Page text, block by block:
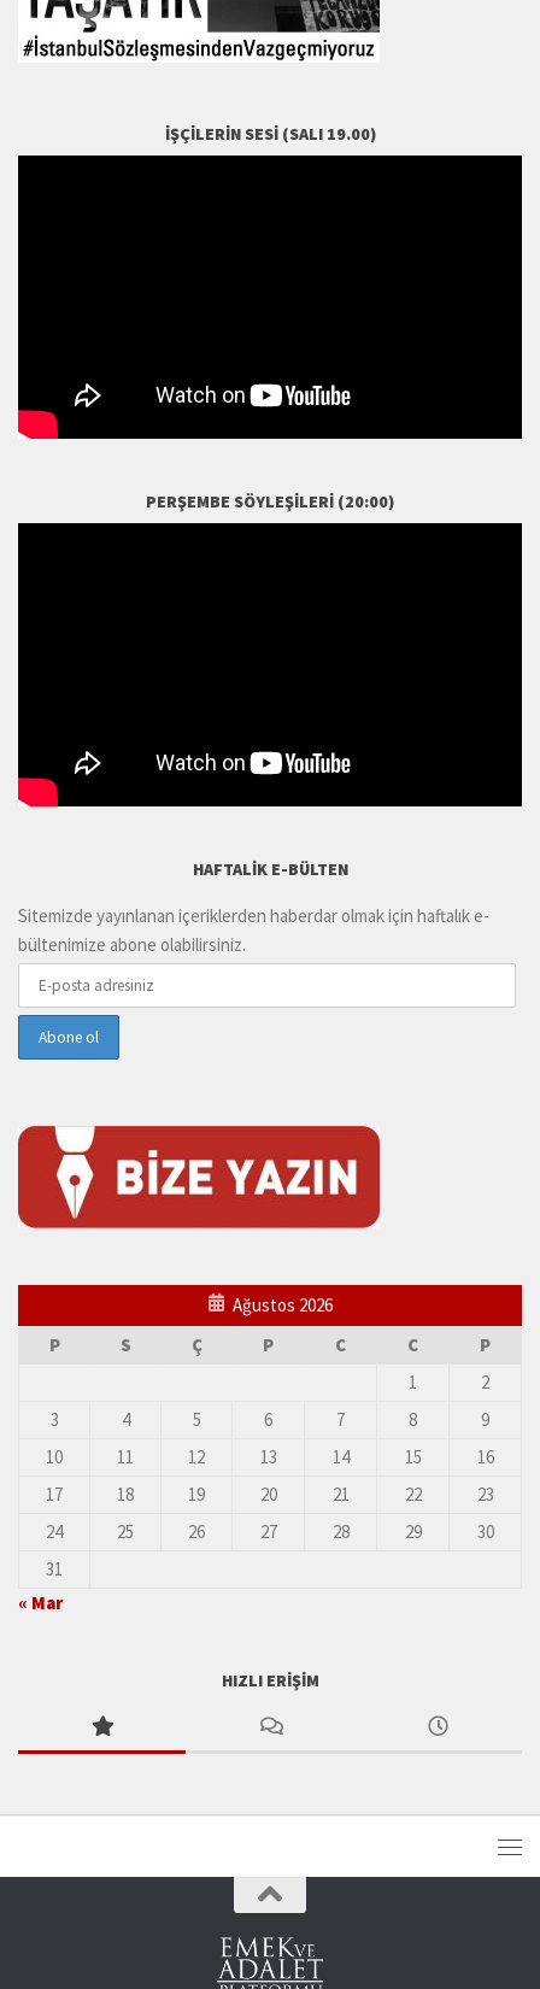
İŞÇILERIN SESI (SALI 19.00)
PERŞEMBE SÖYLEŞILERI (20:00)
HAFTALIK E-BÜLTEN
Sitemizde yayınlanan içeriklerden haberdar olmak için haftalık e-
bültenimize abone olabilirsiniz.
Ağustos 2026
P
S Ç P C C
P
1
2
3
4 5 6 7 8
9
10
11 12 13 14 15
16
17
18 19 20 21 22
23
24
25 26 27 28 29
30
31
« Mar
HIZLI ERIŞIM